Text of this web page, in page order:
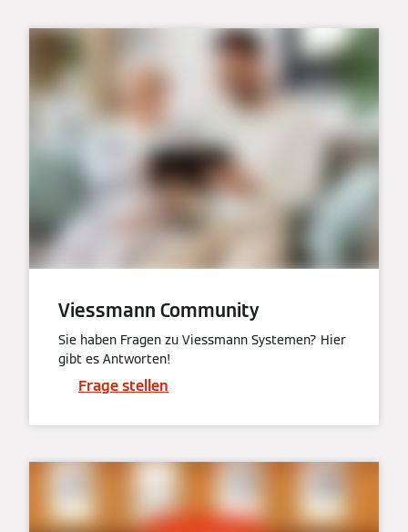
Viessmann Community
Sie haben Fragen zu Viessmann Systemen? Hier
gibt es Antworten!
Frage stellen